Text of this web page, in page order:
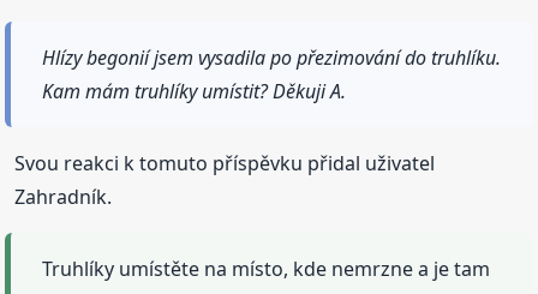
Hlízy begonií jsem vysadila po přezimování do truhlíku.
Kam mám truhlíky umístit? Děkuji A.
Svou reakci k tomuto příspěvku přidal uživatel
Zahradník.
Truhlíky umístěte na místo, kde nemrzne a je tam